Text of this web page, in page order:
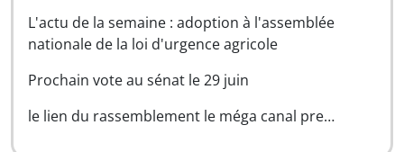
L'actu de la semaine : adoption à l'assemblée
nationale de la loi d'urgence agricole
Prochain vote au sénat le 29 juin
le lien du rassemblement le méga canal pre…